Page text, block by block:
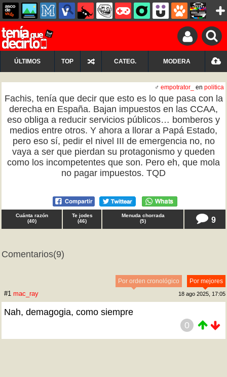
ÚLTIMOS TOP CATEG. MODERA
♂ empotrator_ en politica
Fachis, tenía que decir que esto es lo que pasa con la
derecha en España. Bajan impuestos en las CCAA,
eso obliga a reducir servicios públicos… bomberos y
medios entre otros. Y ahora a llorar a Papá Estado,
pero eso sí, pedir el nivel III de emergencia no, no
vaya a ser que pierdan su protagonismo y queden
como los incompetentes que son. Pero eh, que mola
no pagar impuestos. TQD
Cuánta razón
(40)
Te jodes
(46)
Menuda chorrada
(5) 9
Comentarios(9)
Por mejores
Por orden cronológico
#1 mac_ray 18 ago 2025, 17:05
Nah, demagogia, como siempre
0